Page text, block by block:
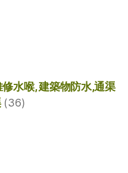
水喉, 建築物防水,通渠
(36)